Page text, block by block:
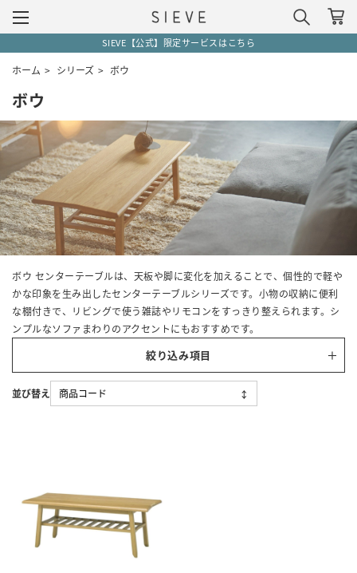
SIEVE【公式】限定サービスはこちら
ホーム > シリーズ > ボウ
ボウ
ボウ センターテーブルは、天板や脚に変化を加えることで、個性的で軽や
かな印象を生み出したセンターテーブルシリーズです。小物の収納に便利
な棚付きで、リビングで使う雑誌やリモコンをすっきり整えられます。シ
ンプルなソファまわりのアクセントにもおすすめです。
絞り込み項目